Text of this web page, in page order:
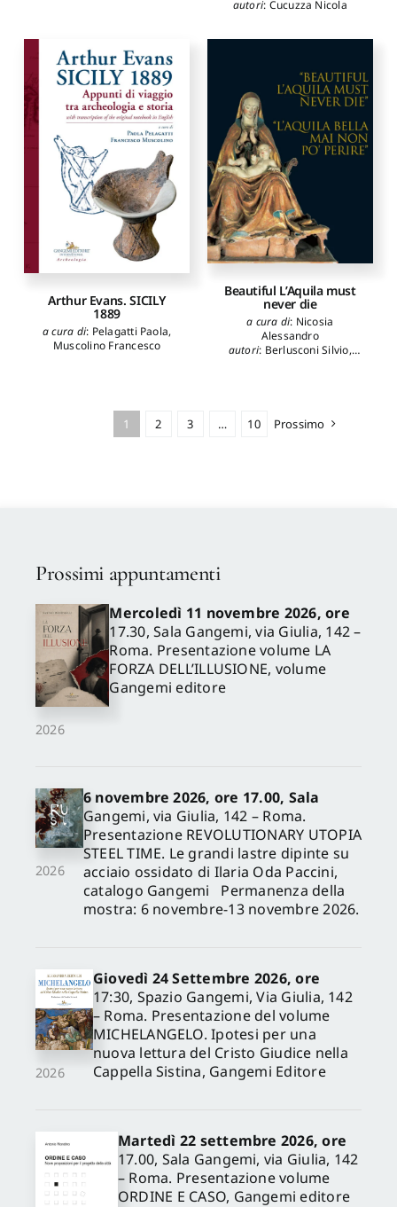
autori: Cucuzza Nicola
Arthur Evans. SICILY
1889
a cura di: Pelagatti Paola,
Muscolino Francesco
Beautiful L’Aquila must
never die
a cura di: Nicosia
Alessandro
autori: Berlusconi Silvio,
Luciano
Bon Valsassina
1 2 3 … 10 Prossimo
Prossimi appuntamenti
2026
Mercoledì 11 novembre 2026, ore
17.30, Sala Gangemi, via Giulia, 142 –
Roma. Presentazione volume LA
FORZA DELL’ILLUSIONE, volume
Gangemi editore
2026
6 novembre 2026, ore 17.00, Sala
Gangemi, via Giulia, 142 – Roma.
Presentazione REVOLUTIONARY UTOPIA
STEEL TIME. Le grandi lastre dipinte su
acciaio ossidato di Ilaria Oda Paccini,
catalogo Gangemi Permanenza della
mostra: 6 novembre-13 novembre 2026.
2026
Giovedì 24 Settembre 2026, ore
17:30, Spazio Gangemi, Via Giulia, 142
– Roma. Presentazione del volume
MICHELANGELO. Ipotesi per una
nuova lettura del Cristo Giudice nella
Cappella Sistina, Gangemi Editore
Martedì 22 settembre 2026, ore
17.00, Sala Gangemi, via Giulia, 142
– Roma. Presentazione volume
ORDINE E CASO, Gangemi editore